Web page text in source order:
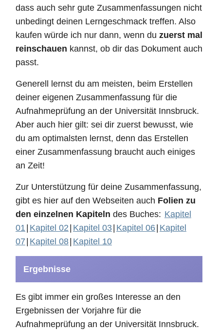
dass auch sehr gute Zusammenfassungen nicht
unbedingt deinen Lerngeschmack treffen. Also
kaufen würde ich nur dann, wenn du zuerst mal
reinschauen kannst, ob dir das Dokument auch
passt.
Generell lernst du am meisten, beim Erstellen
deiner eigenen Zusammenfassung für die
Aufnahmeprüfung an der Universität Innsbruck.
Aber auch hier gilt: sei dir zuerst bewusst, wie
du am optimalsten lernst, denn das Erstellen
einer Zusammenfassung braucht auch einiges
an Zeit!
Zur Unterstützung für deine Zusammenfassung,
gibt es hier auf den Webseiten auch Folien zu
den einzelnen Kapiteln des Buches: Kapitel
01 Kapitel 02 Kapitel 03 Kapitel 06 Kapitel
07 Kapitel 08 Kapitel 10
Ergebnisse
Es gibt immer ein großes Interesse an den
Ergebnissen der Vorjahre für die
Aufnahmeprüfung an der Universität Innsbruck.